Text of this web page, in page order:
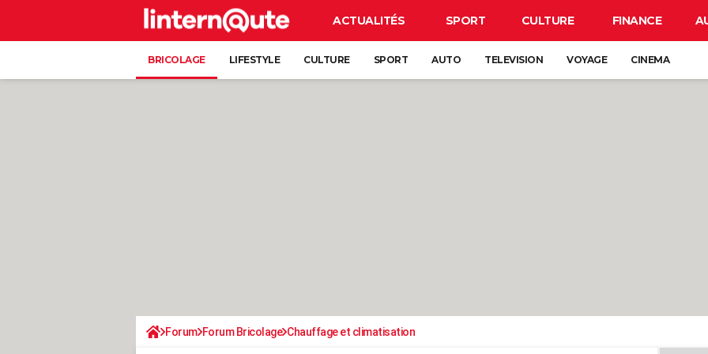
ACTUALITÉS SPORT CULTURE FINANCE
BRICOLAGE LIFESTYLE CULTURE SPORT AUTO TELEVISION VOYAGE CINEMA
Forum Forum Bricolage Chauffage et climatisation